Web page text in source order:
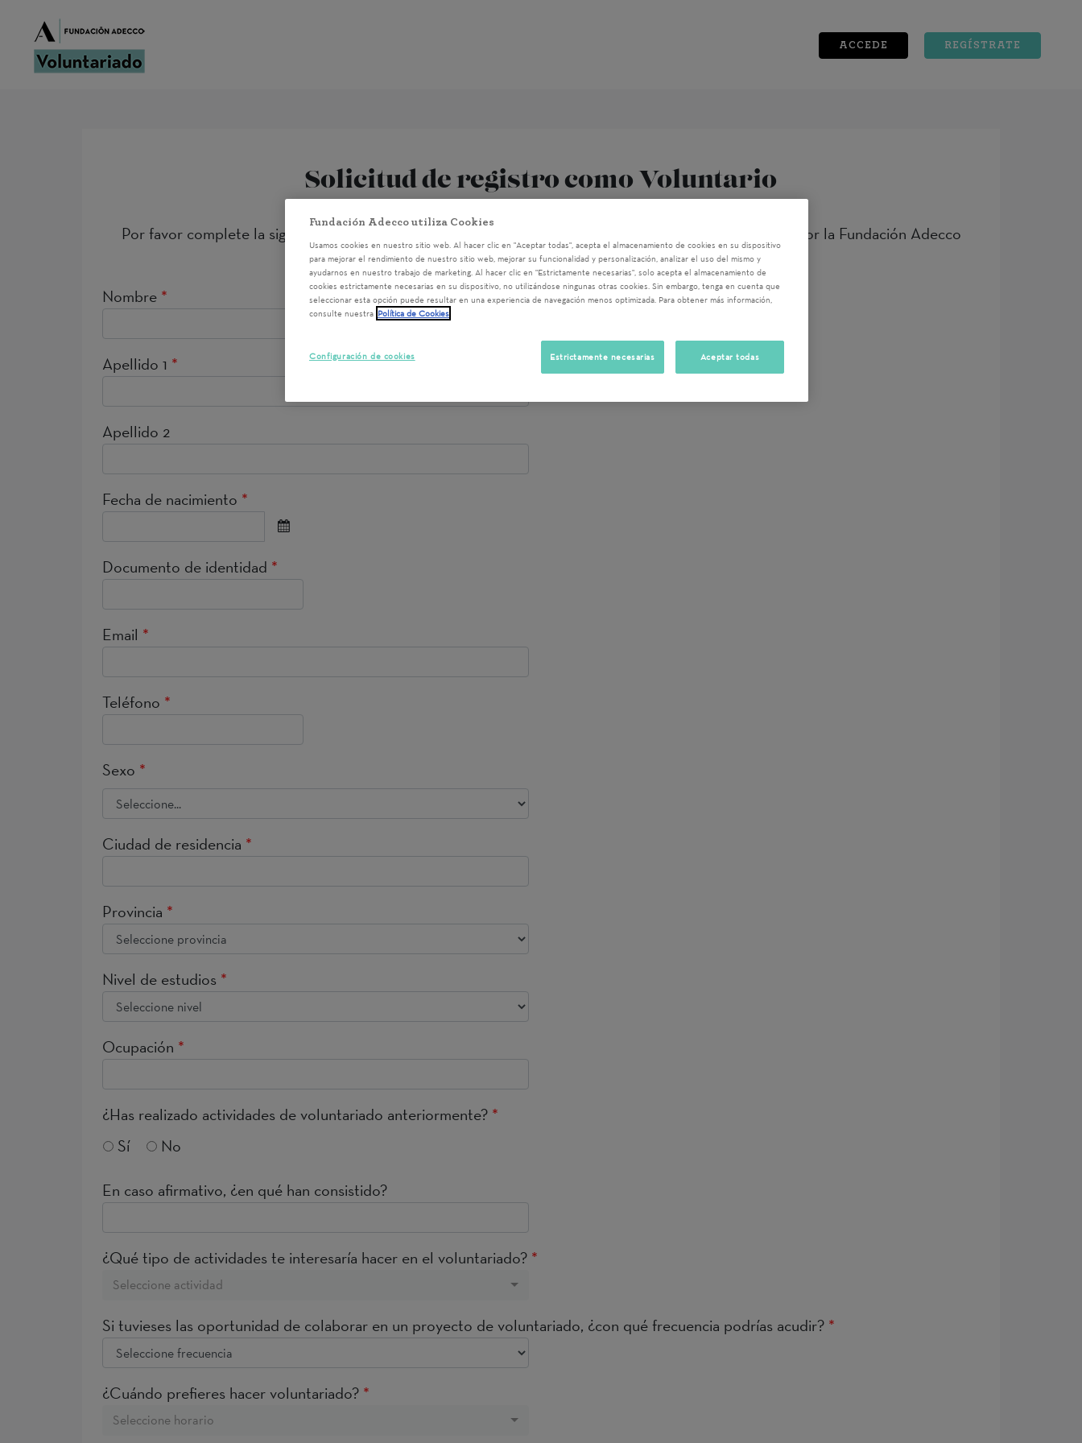
ACCEDE REGÍSTRATE
Solicitud de registro como Voluntario
Por favor complete la siguiente información para poder tener acceso a las actividades proporcionadas por la Fundación Adecco
Nombre *
Apellido 1 *
Apellido 2
Fecha de nacimiento *
Documento de identidad *
Email *
Teléfono *
Sexo *
Ciudad de residencia *
Provincia *
Nivel de estudios *
Ocupación *
¿Has realizado actividades de voluntariado anteriormente? *
Sí
No
En caso afirmativo, ¿en qué han consistido?
¿Qué tipo de actividades te interesaría hacer en el voluntariado? *
Seleccione actividad
Si tuvieses las oportunidad de colaborar en un proyecto de voluntariado, ¿con qué frecuencia podrías acudir? *
¿Cuándo prefieres hacer voluntariado? *
Seleccione horario
Fundación Adecco utiliza Cookies
Usamos cookies en nuestro sitio web. Al hacer clic en "Aceptar todas", acepta el almacenamiento de cookies en su dispositivo
para mejorar el rendimiento de nuestro sitio web, mejorar su funcionalidad y personalización, analizar el uso del mismo y
ayudarnos en nuestro trabajo de marketing. Al hacer clic en "Estrictamente necesarias", solo acepta el almacenamiento de
cookies estrictamente necesarias en su dispositivo, no utilizándose ningunas otras cookies. Sin embargo, tenga en cuenta que
seleccionar esta opción puede resultar en una experiencia de navegación menos optimizada. Para obtener más información,
consulte nuestra Política de Cookies
Estrictamente necesarias Aceptar todas
Configuración de cookies